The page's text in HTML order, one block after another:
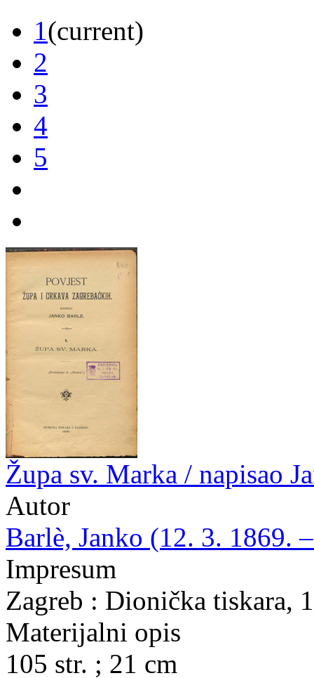
1(current)
2
3
4
5
Župa sv. Marka / napisao
Autor
Barlè, Janko (12. 3. 1869.
Impresum
Zagreb : Dionička tiskara,
Materijalni opis
105 str. ; 21 cm